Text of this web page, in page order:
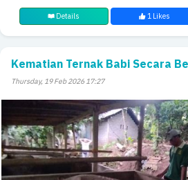
Details 1 Likes
Kematian Ternak Babi Secara
Thursday, 19 Feb 2026 17:27